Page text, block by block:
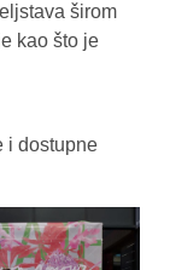
širom
kao što je
i dostupne